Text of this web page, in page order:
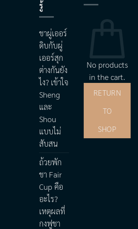
รู้
ชาผู่เออร์
ดิบกับผู่
เออร์สุก
ต่างกันยัง
ไง? เข้าใจ
Sheng
และ
Shou
แบบไม่
สับสน
ถ้วยพัก
ชา Fair
Cup คือ
อะไร?
เหตุผลที่
กงฟูชา
No products
in the cart.
RETURN
TO
SHOP